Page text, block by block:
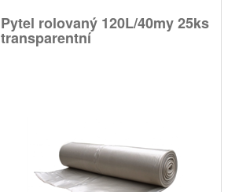
Pytel rolovaný 120L/40my 25ks
transparentní